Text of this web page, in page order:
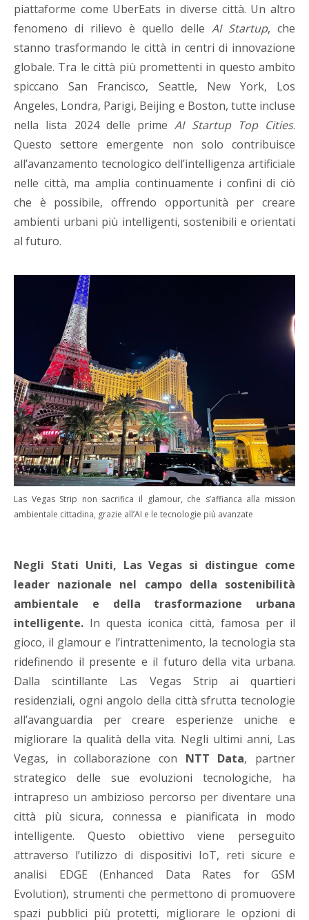
piattaforme come UberEats in diverse città. Un altro
fenomeno di rilievo è quello delle AI Startup, che
stanno trasformando le città in centri di innovazione
globale. Tra le città più promettenti in questo ambito
spiccano San Francisco, Seattle, New York, Los
Angeles, Londra, Parigi, Beijing e Boston, tutte incluse
nella lista 2024 delle primeAI Startup Top Cities.
Questo settore emergente non solo contribuisce
all’avanzamento tecnologico dell’intelligenza artificiale
nelle città, ma amplia continuamente i confini di ciò
che è possibile, offrendo opportunità per creare
ambienti urbani più intelligenti, sostenibili e orientati
al futuro.
Las Vegas Strip non sacrifica il glamour, che s’affianca alla mission
ambientale cittadina, grazie all’AI e le tecnologie più avanzate
Negli Stati Uniti, Las Vegas si distingue come
leader nazionale nel campo della sostenibilità
ambientale e della trasformazione urbana
intelligente. In questa iconica città, famosa per il
gioco, il glamour e l’intrattenimento, la tecnologia sta
ridefinendo il presente e il futuro della vita urbana.
Dalla scintillante Las Vegas Strip ai quartieri
residenziali, ogni angolo della città sfrutta tecnologie
all’avanguardia per creare esperienze uniche e
migliorare la qualità della vita. Negli ultimi anni, Las
Vegas, in collaborazione con NTT Data, partner
strategico delle sue evoluzioni tecnologiche, ha
intrapreso un ambizioso percorso per diventare una
città più sicura, connessa e pianificata in modo
intelligente. Questo obiettivo viene perseguito
attraverso l’utilizzo di dispositivi IoT, reti sicure e
analisi EDGE (Enhanced Data Rates for GSM
Evolution), strumenti che permettono di promuovere
spazi pubblici più protetti, migliorare le opzioni di